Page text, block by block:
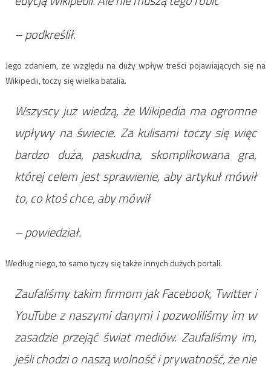
– podkreślił.
Jego zdaniem, ze względu na duży wpływ treści pojawiających się na
Wikipedii, toczy się wielka batalia.
Wszyscy już wiedzą, że Wikipedia ma ogromne
wpływy na świecie. Za kulisami toczy się więc
bardzo duża, paskudna, skomplikowana gra,
której celem jest sprawienie, aby artykuł mówił
to, co ktoś chce, aby mówił
– powiedział.
Według niego, to samo tyczy się także innych dużych portali.
Zaufaliśmy takim firmom jak Facebook, Twitter i
YouTube z naszymi danymi i pozwoliliśmy im w
zasadzie przejąć świat mediów. Zaufaliśmy im,
jeśli chodzi o naszą wolność i prywatność, że nie